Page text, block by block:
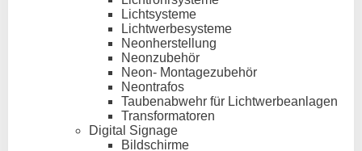
Lichtsysteme
Lichtwerbesysteme
Neonherstellung
Neonzubehör
Neon- Montagezubehör
Neontrafos
Taubenabwehr für Lichtwerbeanlagen
Transformatoren
Digital Signage
Bildschirme